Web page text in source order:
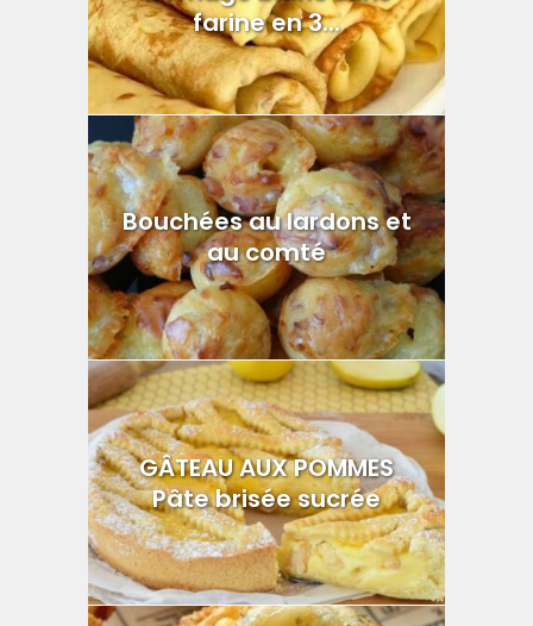
farine en 3...
Bouchées au lardons et
au comté
GÂTEAU AUX POMMES
Pâte brisée sucrée